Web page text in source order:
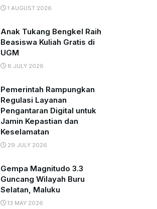
1 AUGUST 2026
Anak Tukang Bengkel Raih
Beasiswa Kuliah Gratis di
UGM
8 JULY 2026
Pemerintah Rampungkan
Regulasi Layanan
Pengantaran Digital untuk
Jamin Kepastian dan
Keselamatan
29 JULY 2026
Gempa Magnitudo 3.3
Guncang Wilayah Buru
Selatan, Maluku
13 MAY 2026